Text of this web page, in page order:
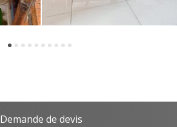
Demande de devis